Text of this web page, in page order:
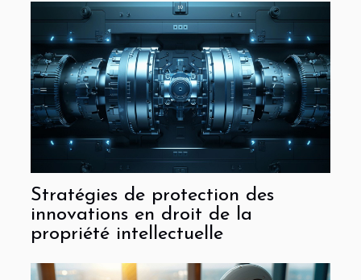
Stratégies de protection des
innovations en droit de la
propriété intellectuelle